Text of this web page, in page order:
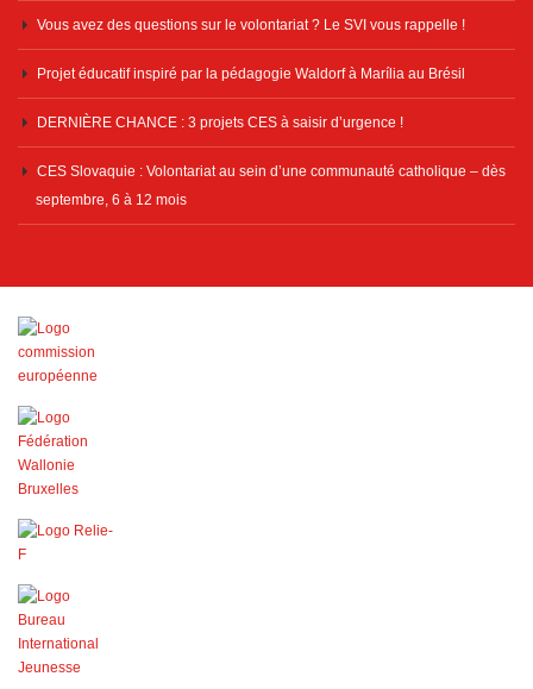
Vous avez des questions sur le volontariat ? Le SVI vous rappelle !
Projet éducatif inspiré par la pédagogie Waldorf à Marília au Brésil
DERNIÈRE CHANCE : 3 projets CES à saisir d’urgence !
CES Slovaquie : Volontariat au sein d’une communauté catholique – dès
septembre, 6 à 12 mois